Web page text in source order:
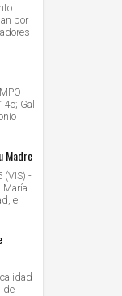
por
Gal
Madre
(VIS).-
María
el
de